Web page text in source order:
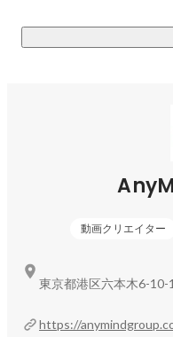
動画クリエイター
https://
東京都港区六本木6-10-